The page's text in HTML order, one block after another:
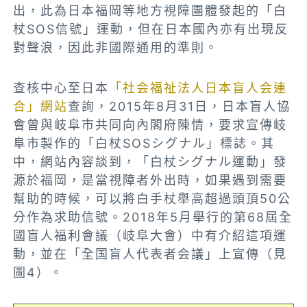
出，此為日本福岡等地方視障團體發起的「白
杖SOS信號」運動，但在日本國內亦有出現反
對聲浪，因此非國際通用的準則。
查核中心至日本
「社会福祉法人日本盲人会連
合」網站查詢，2015年8月31日，日本盲人協
會曾與岐阜市共同向內閣府陳情，要求宣傳岐
阜市製作的「白杖SOSシグナル」標誌。其
中，網站內容談到，「白杖シグナル運動」發
源於福岡，是當視障者外出時，如果遇到需要
幫助的時候，可以將白手杖舉高超過頭頂50公
分作為求助信號。2018年5月舉行的第68屆全
國盲人福利會議（岐阜大會）中有介紹這項運
動，並在「全国盲人代表者会議」上宣傳（見
圖4）。